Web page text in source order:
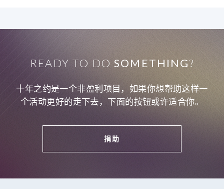
READY TO DOSOMETHING?
十年之约是一个非盈利项目，如果你想帮助这样一
个活动更好的走下去，下面的按钮或许适合你。
捐助